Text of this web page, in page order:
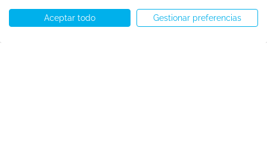
Comenzar chat Llámenos WhatsApp Menú
Aceptar todo Gestionar preferencias